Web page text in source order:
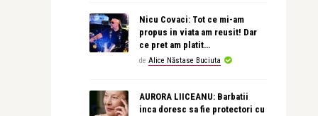
Nicu Covaci: Tot ce mi-am
propus in viata am reusit! Dar
ce pret am platit…
de Alice Năstase Buciuta
AURORA LIICEANU: Barbatii
inca doresc sa fie protectori cu